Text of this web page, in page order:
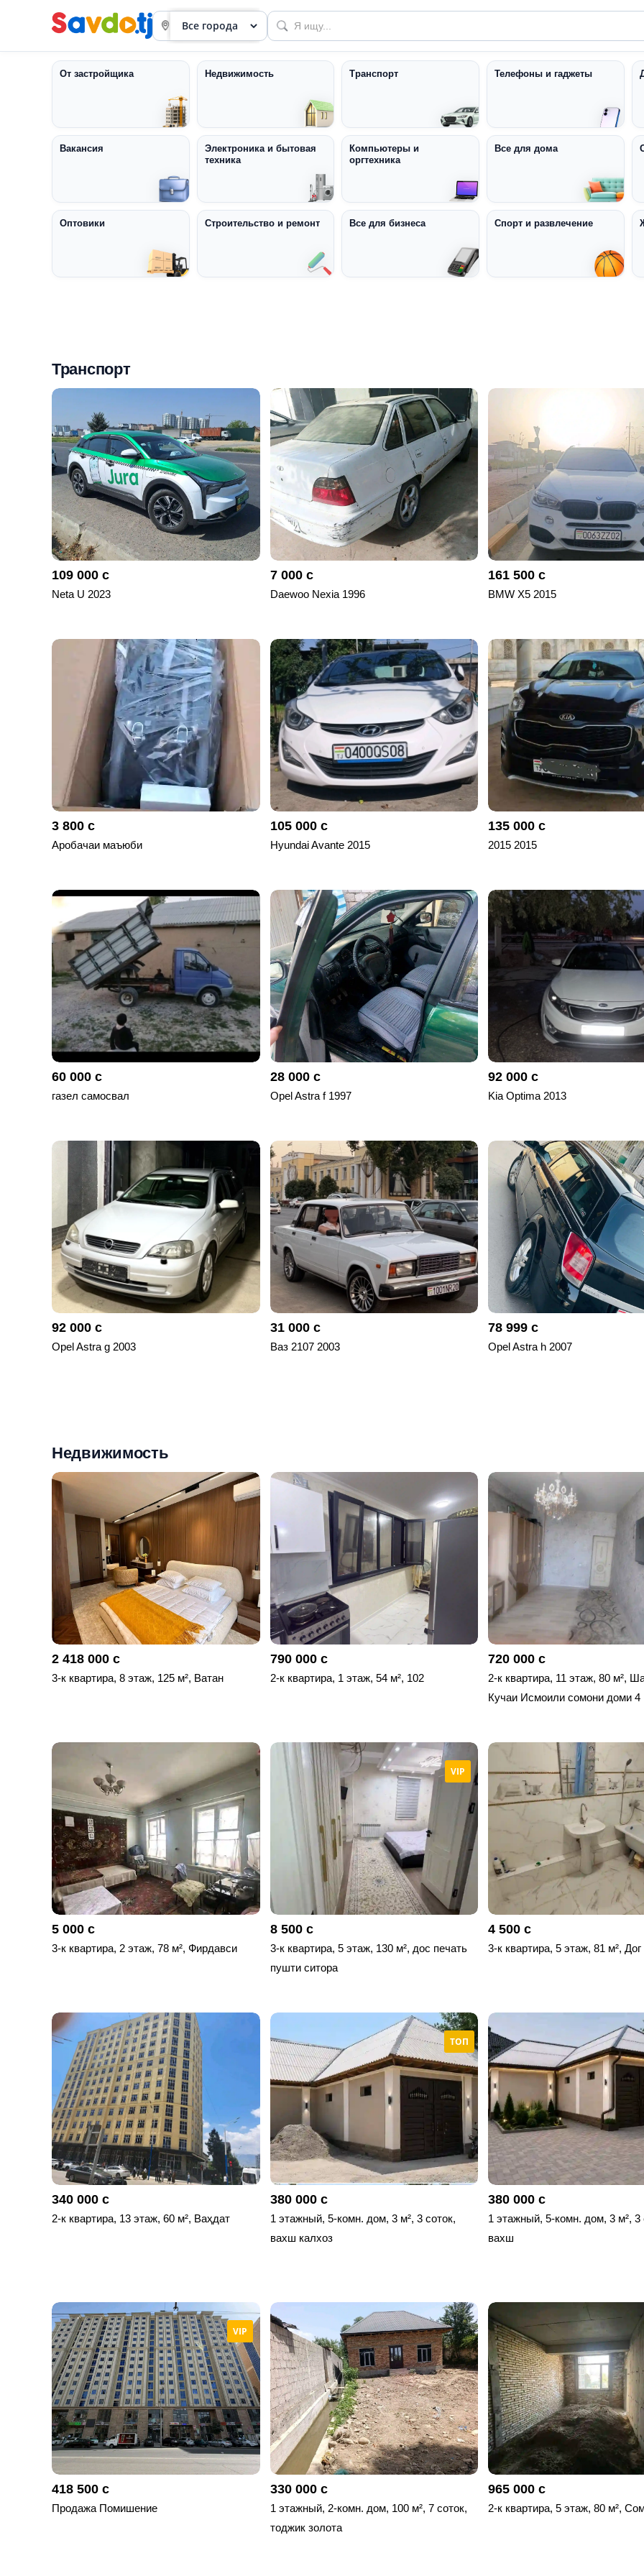
приборов
Профиль
объявления
модерации
Скрытые
объявления
Скрытые
Повторно
отправленные
Настройки
От застройщика Недвижимость Транспорт Телефоны и гаджеты
Вакансия
Электроника и бытовая
техника
Компьютеры и
оргтехника
Все для дома
Оптовики Строительство и ремонт Все для бизнеса Спорт и развлечение
Транспорт
109 000 с
Neta U 2023
7 000 с
Daewoo Nexia 1996
161 500 с
BMW X5 2015
3 800 с
Аробачаи маъюби
105 000 с
Hyundai Avante 2015
135 000 с
2015 2015
60 000 с
газел самосвал
28 000 с
Opel Astra f 1997
92 000 с
Kia Optima 2013
92 000 с
Opel Astra g 2003
31 000 с
Ваз 2107 2003
78 999 с
Opel Astra h 2007
Недвижимость
2 418 000 с
3-к квартира, 8 этаж, 125 м², Ватан
790 000 с
2-к квартира, 1 этаж, 54 м², 102
720 000 с
2-к квартира, 11 этаж, 80 м²,
Кучаи Исмоили сомони доми 4
5 000 с
3-к квартира, 2 этаж, 78 м², Фирдавси
VIP
8 500 с
3-к квартира, 5 этаж, 130 м², дос печать
пушти ситора
4 500 с
3-к квартира, 5 этаж, 81 м², Дог
340 000 с
2-к квартира, 13 этаж, 60 м², Ваҳдат
ТОП
380 000 с
1 этажный, 5-комн. дом, 3 м², 3 соток,
вахш калхоз
380 000 с
1 этажный, 5-комн. дом, 3 м², 3
вахш
VIP
418 500 с
Продажа Помишение
330 000 с
1 этажный, 2-комн. дом, 100 м², 7 соток,
тоджик золота
965 000 с
2-к квартира, 5 этаж, 80 м²,